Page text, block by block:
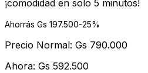
¡comodidad en solo 5 minutos!
Ahorrás Gs 197.500-25%
Precio Normal: Gs 790.000
Ahora: Gs 592.500